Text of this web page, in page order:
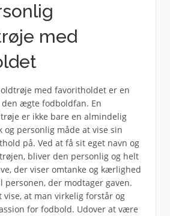
med
med favoritholdet er en
ægte fodboldfan. En
er ikke bare en almindelig
og personlig måde at vise sin
på. Ved at få sit eget navn og
bliver den personlig og helt
der viser omtanke og kærlighed
der modtager gaven.
vise, at man virkelig forstår og
for fodbold. Udover at være